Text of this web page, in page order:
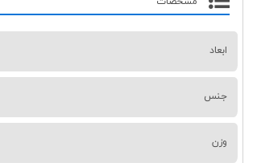
ابعاد
جنس
وزن